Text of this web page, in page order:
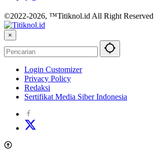
©2022-2026, ™Titiknol.id All Right Reserved
×
Login Customizer
Privacy Policy
Redaksi
Sertifikat Media Siber Indonesia